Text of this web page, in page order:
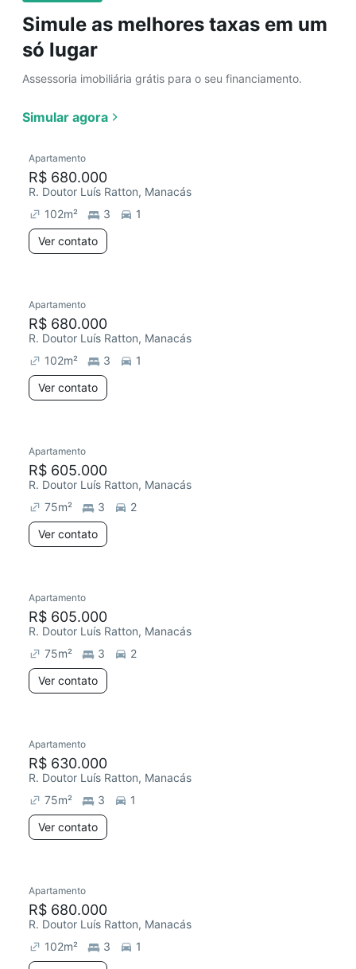
Simule as melhores taxas em um
só lugar
Assessoria imobiliária grátis para o seu financiamento.
Simular agora
Apartamento
R$ 680.000
R. Doutor Luís Ratton, Manacás
102m² 3
1
Ver contato
Apartamento
R$ 680.000
R. Doutor Luís Ratton, Manacás
102m² 3
1
Ver contato
Apartamento
R$ 605.000
R. Doutor Luís Ratton, Manacás
75m² 3
2
Ver contato
Apartamento
R$ 605.000
R. Doutor Luís Ratton, Manacás
75m² 3
2
Ver contato
Apartamento
R$ 630.000
R. Doutor Luís Ratton, Manacás
75m² 3
1
Ver contato
Apartamento
R$ 680.000
R. Doutor Luís Ratton, Manacás
102m² 3
1